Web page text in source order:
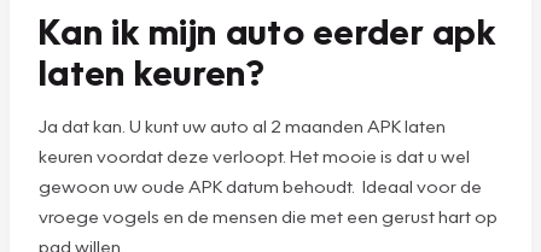
Kan ik mijn auto eerder apk
laten keuren?
Ja dat kan. U kunt uw auto al 2 maanden APK laten
keuren voordat deze verloopt. Het mooie is dat u wel
gewoon uw oude APK datum behoudt. Ideaal voor de
vroege vogels en de mensen die met een gerust hart op
pad willen.